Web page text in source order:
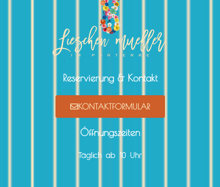
Reservierung & Kontakt
KONTAKTFORMULAR
Öffnungszeiten
Täglich ab 10 Uhr